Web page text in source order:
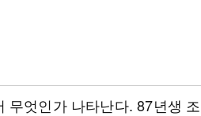
무엇인가 나타난다. 87년생